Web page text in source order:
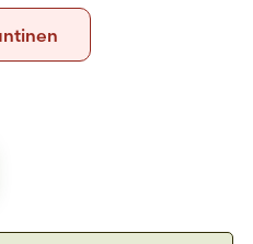
Kovakantinen